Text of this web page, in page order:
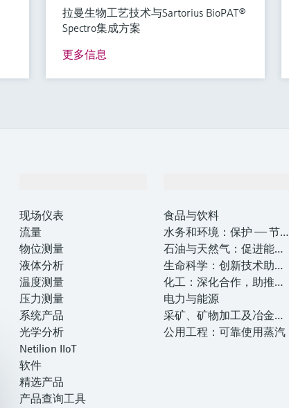
拉曼生物工艺技术与Sartorius BioPAT®
Spectro集成方案
更多信息
现场仪表
流量
物位测量
液体分析
温度测量
压力测量
系统产品
光学分析
Netilion IIoT
软件
精选产品
产品查询工具
食品与饮料
水务和环境：保护 —— 节约
—— 提高
石油与天然气：促进能源
转型，实现净零目标
生命科学：创新技术助推
卓越运营
化工：深化合作，助推可
持续成功
电力与能源
采矿、矿物加工及冶金：
打造可持续的未来
公用工程：可靠使用蒸汽